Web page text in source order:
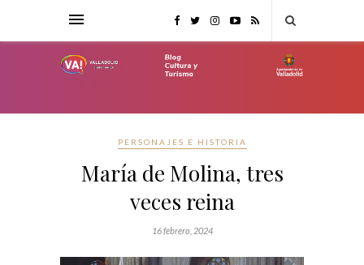
PERSONAJES E HISTORIA
María de Molina, tres
veces reina
16 febrero, 2024